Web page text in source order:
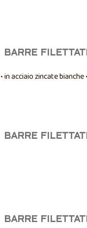
BARRE
• in acciaio zincate
BARRE
BARRE